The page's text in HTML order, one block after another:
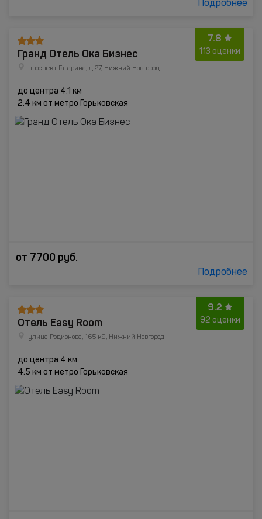
Подробнее
7.8
113 оценки
Гранд Отель Ока Бизнес
проспект Гагарина, д.27, Нижний Новгород
до центра 4.1 км
2.4 км от метро Горьковская
от 7700 руб.
Подробнее
9.2
92 оценки
Отель Easy Room
улица Родионова, 165 к9, Нижний Новгород
до центра 4 км
4.5 км от метро Горьковская